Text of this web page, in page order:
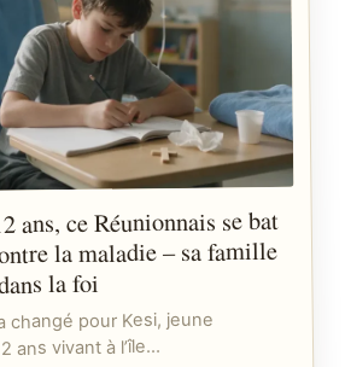
ans, ce Réunionnais se bat
la maladie – sa famille
la foi
changé pour Kesi, jeune
ans vivant à l’île…